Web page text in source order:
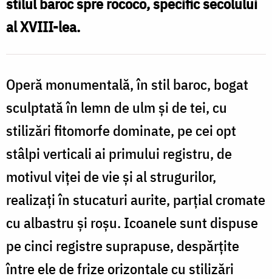
Foto:
Ștefan
Cojocariu
al XVIII-lea.
Operă monumentală, în stil baroc, bogat
sculptată în lemn de ulm și de tei, cu
stilizări fitomorfe dominate, pe cei opt
stâlpi verticali ai primului registru, de
motivul viței de vie și al strugurilor,
realizați în stucaturi aurite, parțial cromate
cu albastru și roșu. Icoanele sunt dispuse
pe cinci registre suprapuse, despărțite
între ele de frize orizontale cu stilizări